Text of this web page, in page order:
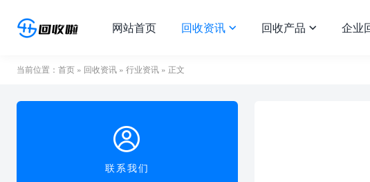
网站首页 回收资讯  回收产品  企业
当前位置： 首页 » 回收资讯 » 行业资讯 » 正文

联系我们